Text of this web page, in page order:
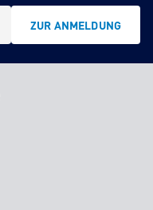
ZUR ANMELDUNG